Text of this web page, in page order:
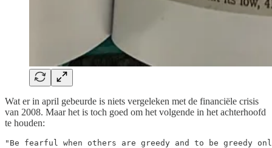
Wat er in april gebeurde is niets vergeleken met de financiële crisis
van 2008. Maar het is toch goed om het volgende in het achterhoofd
te houden:
"Be fearful when others are greedy and to be greedy